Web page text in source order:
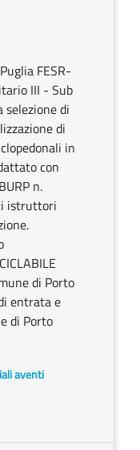
FESR-
III - Sub
selezione di
di
in
con
n.
istruttori
di Porto
entrata e
di Porto
aventi